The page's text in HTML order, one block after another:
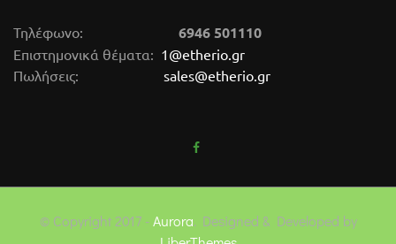
Τηλέφωνο: 6946 501110
Επιστημονικά θέματα: 1@etherio.gr
Πωλήσεις: sales@etherio.gr
© Copyright 2017 -Aurora. Designed & Developed by